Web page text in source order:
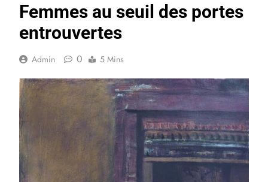
Femmes au seuil des portes
entrouvertes
Admin 0 5 Mins